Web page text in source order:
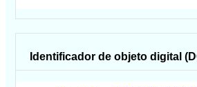
Identificador de objeto digital